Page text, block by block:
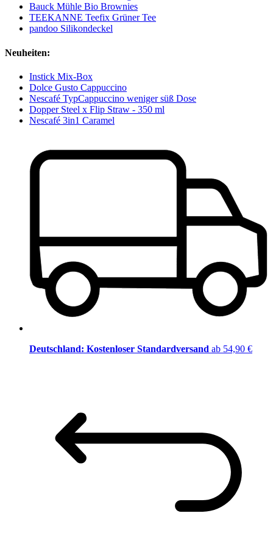
Bauck Mühle Bio Brownies
TEEKANNE Teefix Grüner Tee
pandoo Silikondeckel
Neuheiten:
Instick Mix-Box
Dolce Gusto Cappuccino
Nescafé TypCappuccino weniger süß Dose
Dopper Steel x Flip Straw - 350 ml
Nescafé 3in1 Caramel
Deutschland: Kostenloser Standardversand ab 54,90 €